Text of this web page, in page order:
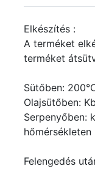
Elkészítés :
A terméket
terméket
Sütőben:
Olajsütőben:
Serpenyőben:
hőmérsékleten
Felengedés